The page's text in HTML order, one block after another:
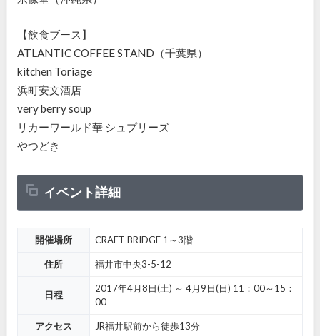
【飲食ブース】
ATLANTIC COFFEE STAND（千葉県）
kitchen Toriage
浜町安文酒店
very berry soup
リカーワールド華 シュプリーズ
やつどき
イベント詳細
開催場所 CRAFT BRIDGE 1～3階
住所 福井市中央3-5-12
日程
2017年4月8日(土) ～ 4月9日(日) 11：00～15：
00
アクセス JR福井駅前から徒歩13分